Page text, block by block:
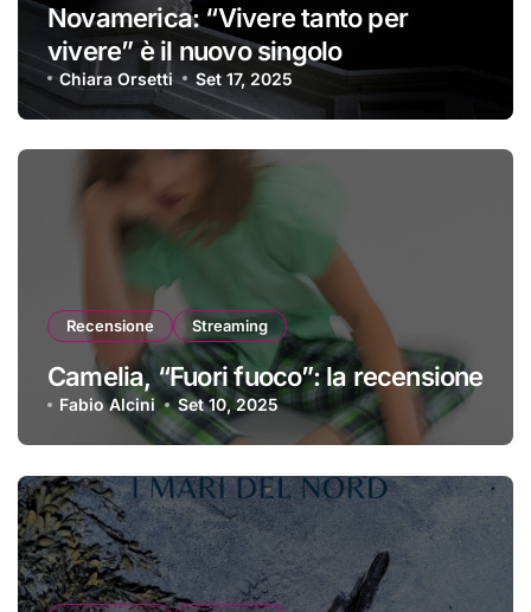
Novamerica: “Vivere tanto per
vivere” è il nuovo singolo
Chiara Orsetti Set 17, 2025
Recensione Streaming
Camelia, “Fuori fuoco”: la recensione
Fabio Alcini Set 10, 2025